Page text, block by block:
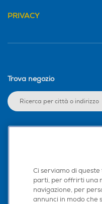
Luminosità 250 cd/m² -
connessione HDMI - 2x
Office
PRIVACY
Trova negozio
Scarica la nostra app
Ci serviamo di
parti, per offrirti una
navigazione, per
annunci in modo che